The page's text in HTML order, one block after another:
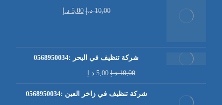
10,00 د.إ 5,00 د.إ
شركة تنظيف في اليحر :0568950034
10,00 د.إ 5,00 د.إ
شركة تنظيف في زاخر العين :0568950034